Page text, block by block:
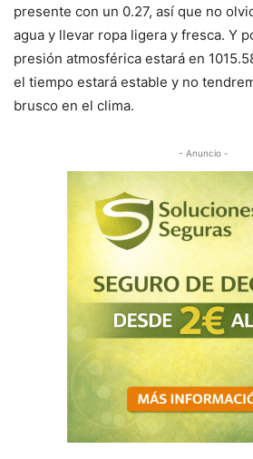
presente con un 0.27, así que no
agua y llevar ropa ligera y fresca. Y
presión atmosférica estará en
el tiempo estará estable y no
brusco en el clima.
- Anuncio -